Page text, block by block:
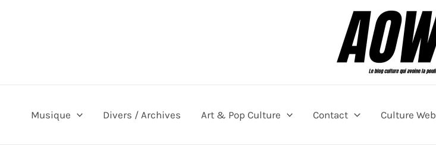
Musique Divers / Archives Art & Pop Culture Contact Culture Web